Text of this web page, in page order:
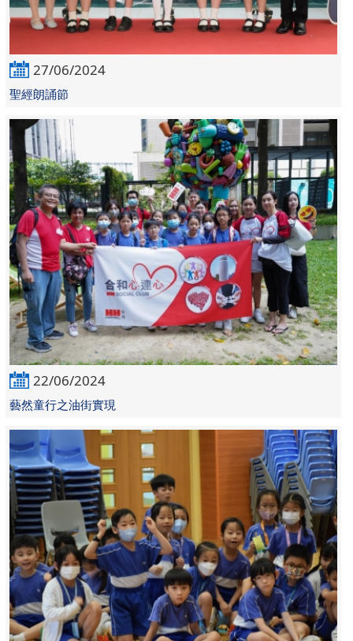
27/06/2024
聖經朗誦節
22/06/2024
藝然童行之油街實現